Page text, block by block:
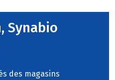
Synabio
des magasins